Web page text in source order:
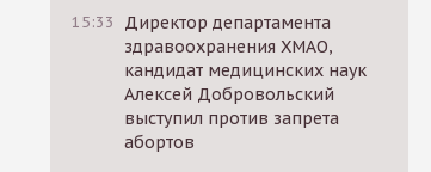
15:33
Директор департамента
здравоохранения ХМАО,
кандидат медицинских наук
Алексей Добровольский
выступил против запрета
абортов